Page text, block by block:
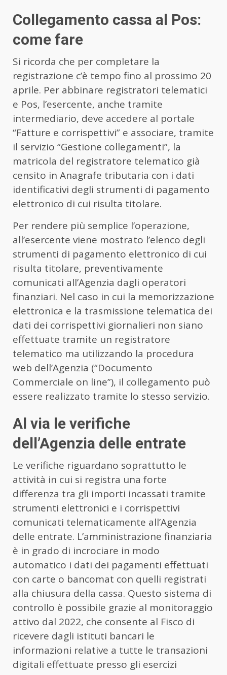
Collegamento cassa al Pos:
come fare
Si ricorda che per completare la
registrazione c’è tempo fino al prossimo 20
aprile. Per abbinare registratori telematici
e Pos, l’esercente, anche tramite
intermediario, deve accedere al portale
“Fatture e corrispettivi” e associare, tramite
il servizio “Gestione collegamenti”, la
matricola del registratore telematico già
censito in Anagrafe tributaria con i dati
identificativi degli strumenti di pagamento
elettronico di cui risulta titolare.
Per rendere più semplice l’operazione,
all’esercente viene mostrato l’elenco degli
strumenti di pagamento elettronico di cui
risulta titolare, preventivamente
comunicati all’Agenzia dagli operatori
finanziari. Nel caso in cui la memorizzazione
elettronica e la trasmissione telematica dei
dati dei corrispettivi giornalieri non siano
effettuate tramite un registratore
telematico ma utilizzando la procedura
web dell’Agenzia (“Documento
Commerciale on line”), il collegamento può
essere realizzato tramite lo stesso servizio.
Al via le verifiche
dell’Agenzia delle entrate
Le verifiche riguardano soprattutto le
attività in cui si registra una forte
differenza tra gli importi incassati tramite
strumenti elettronici e i corrispettivi
comunicati telematicamente all’Agenzia
delle entrate. L’amministrazione finanziaria
è in grado di incrociare in modo
automatico i dati dei pagamenti effettuati
con carte o bancomat con quelli registrati
alla chiusura della cassa. Questo sistema di
controllo è possibile grazie al monitoraggio
attivo dal 2022, che consente al Fisco di
ricevere dagli istituti bancari le
informazioni relative a tutte le transazioni
digitali effettuate presso gli esercizi